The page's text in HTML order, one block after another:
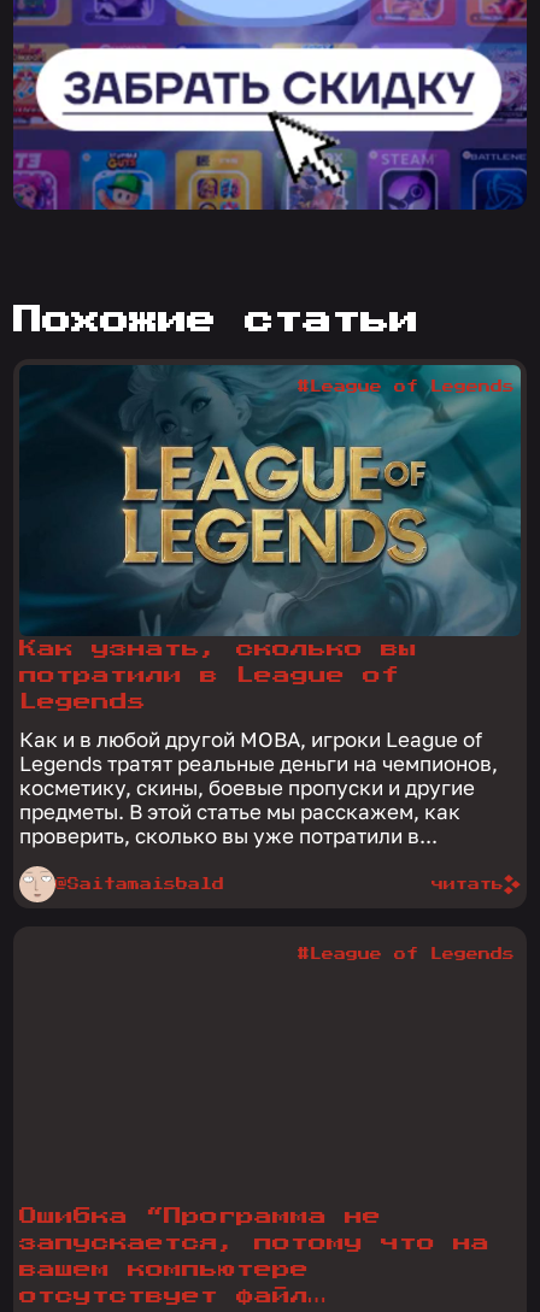
похожие статьи
Как узнать, сколько вы
потратили в League of
Legends
Как и в любой другой MOBA, игроки League of
Legends тратят реальные деньги на чемпионов,
косметику, скины, боевые пропуски и другие
предметы. В этой статье мы расскажем, как
проверить, сколько вы уже потратили в...
@Saitamaisbald
#League of Legends
читать
Ошибка “Программа не
запускается, потому что на
вашем компьютере
отсутствует файл
#League of Legends